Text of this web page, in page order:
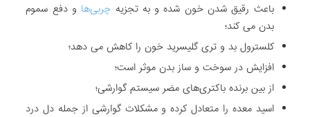
باعث رقیق شدن خون شده و به تجزیه چربی‌ها و دفع سموم
بدن می کند؛
کلسترول بد و تری گلیسرید خون را کاهش می دهد؛
افزایش در سوخت ‌و ساز بدن موثر است؛
از بین برنده باکتری‌های مضر سیستم گوارشی؛
اسید معده را متعادل کرده و مشکلات گوارشی از جمله دل درد